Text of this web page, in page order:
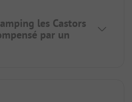
les Castors
par un